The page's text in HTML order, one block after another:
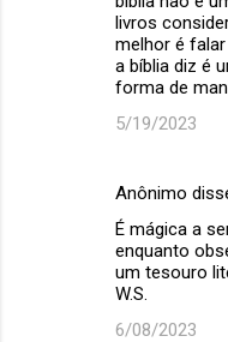
livros
melhor é
a bíblia diz é
forma de
5/19/2023
Anônimo
É mágica a
enquanto
um tesouro
W.S.
6/08/2023